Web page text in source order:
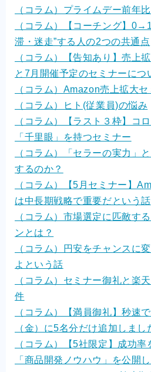
（コラム）プライムデー前年比
（コラム）【コーチング】
滞・迷走”する人の2つの共通点
（コラム）【告知あり】売上
と7月開催予定のセミナーにつ
（コラム）Amazon売上拡大
（コラム）ヒト(従業員)の悩み
（コラム）【ラスト３枠】コ
「千里眼」を持つセミナー
（コラム）「セラーの実力」
するのか？
（コラム）【5月セミナー】
は中長期戦略で重要だという話
（コラム）市場選定に匹敵す
ンとは？
（コラム）円安をチャンスに
よという話
（コラム）セミナー御礼と楽
件
（コラム）【満員御礼】秒速
（金）に5名分だけ追加しまし
（コラム）【5社限定】成功
「商品開発ノウハウ」を公開